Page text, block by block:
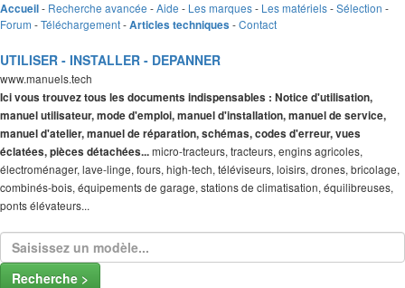
Accueil- Recherche avancée -Aide - Les marques- Les matériels-Sélection -
Forum -Téléchargement-Articles techniques -Contact
UTILISER - INSTALLER - DEPANNER
www.manuels.tech
Ici vous trouvez tous les documents indispensables : Notice d'utilisation,
manuel utilisateur, mode d'emploi, manuel d'installation, manuel de service,
manuel d'atelier, manuel de réparation, schémas, codes d'erreur, vues
éclatées, pièces détachées...micro-tracteurs, tracteurs, engins agricoles,
électroménager, lave-linge, fours, high-tech, téléviseurs, loisirs, drones, bricolage,
combinés-bois, équipements de garage, stations de climatisation, équilibreuses,
ponts élévateurs...
Recherche >